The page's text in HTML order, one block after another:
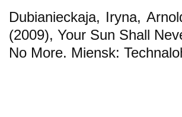
Dubianieckaja, Iryna,
(2009), Your Sun Shall
No More. Miensk: